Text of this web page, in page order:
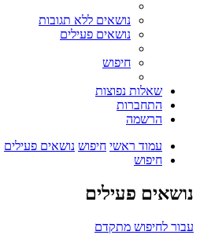
נושאים ללא תגובות
נושאים פעילים
חיפוש
שאלות נפוצות
התחברות
הרשמה
עמוד ראשי חיפוש נושאים פעילים
חיפוש
נושאים פעילים
עבור לחיפוש מתקדם